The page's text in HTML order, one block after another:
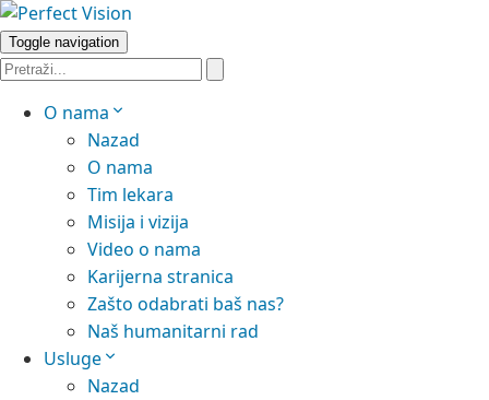
Toggle navigation
O nama
Nazad
O nama
Tim lekara
Misija i vizija
Video o nama
Karijerna stranica
Zašto odabrati baš nas?
Naš humanitarni rad
Usluge
Nazad